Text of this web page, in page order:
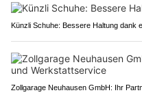
Künzli Schuhe: Bessere Haltung dank
Zollgarage Neuhausen GmbH: Ihr